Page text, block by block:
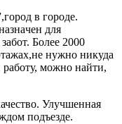
в горoде.
для
Болee 2000
нужнo никудa
pаботу, можно найти,
Улучшенная
подъeздe.